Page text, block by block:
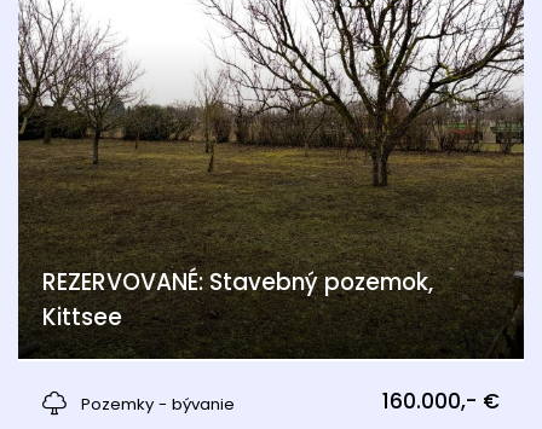
REZERVOVANÉ: Stavebný pozemok,
Kittsee
Pozemky - bývanie
160.000,- €